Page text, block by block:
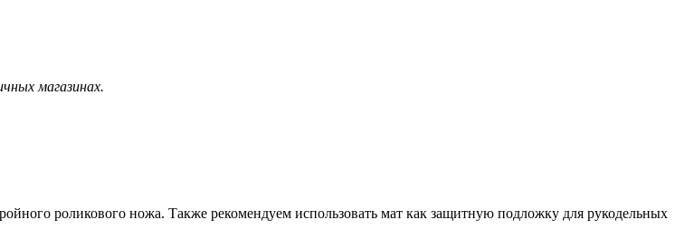
магазинах.
роликового ножа. Также рекомендуем использовать мат как защитную подложку для рукодельных